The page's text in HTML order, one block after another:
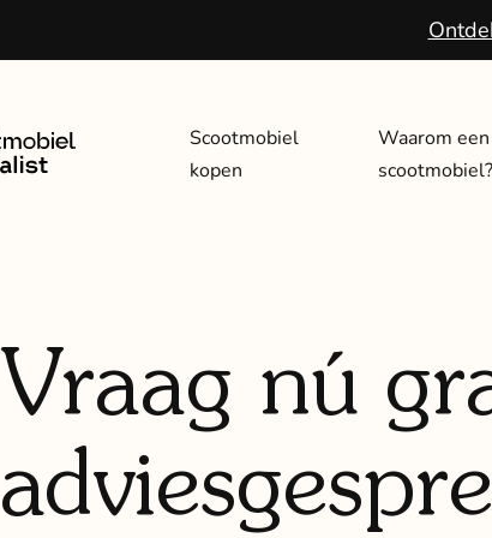
Scootmobiel
kopen
Waarom een
scootmobiel?
Vraag nú